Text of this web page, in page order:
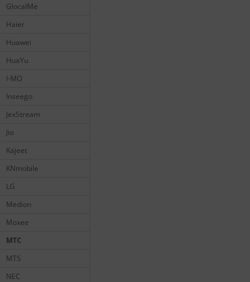
GlocalMe
Haier
Huawei
HuaYu
I-MO
Inseego
JexStream
Jio
Kajeet
KNmobile
LG
Medion
Moxee
MTC
MTS
NEC